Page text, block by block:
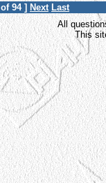
of 94 ] Next Last
All
This